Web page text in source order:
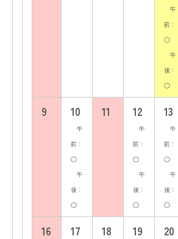
午
前：
○
午
後：
○
9 10
午
前：
○
午
後：
○
11 12
午
前：
○
午
後：
○
13
午
前：
○
午
後：
○
16 17 18 19 20